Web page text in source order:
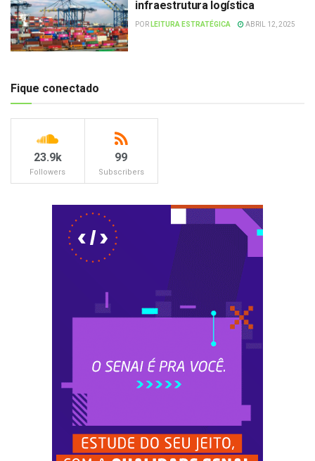
infraestrutura logística
POR LEITURA ESTRATÉGICA ABRIL 12, 2025
Fique conectado
23.9k
Followers
99
Subscribers